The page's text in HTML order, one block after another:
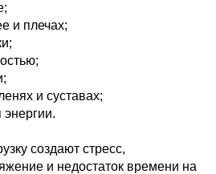
и плечах;
и суставах;
создают стресс,
и недостаток времени на